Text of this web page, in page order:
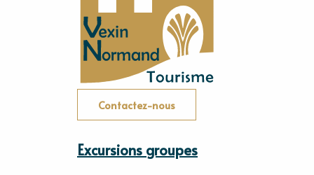
Contactez-nous
Excursions groupes